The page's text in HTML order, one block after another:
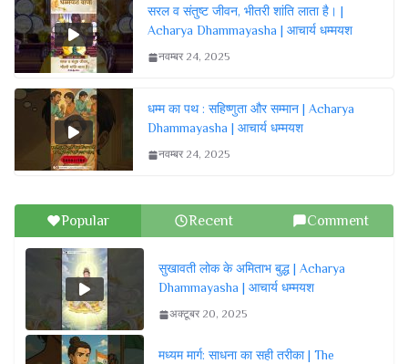
सरल व संतुष्ट जीवन, भीतरी शांति लाता है। |
Acharya Dhammayasha | आचार्य धम्मयश
नवम्बर 24, 2025
धम्म का पथ : सहिष्णुता और सम्मान | Acharya
Dhammayasha | आचार्य धम्मयश
नवम्बर 24, 2025
Popular Recent Comment
सुखावती लोक के अमिताभ बुद्ध | Acharya
Dhammayasha | आचार्य धम्मयश
अक्टूबर 20, 2025
मध्यम मार्ग: साधना का सही तरीका | The